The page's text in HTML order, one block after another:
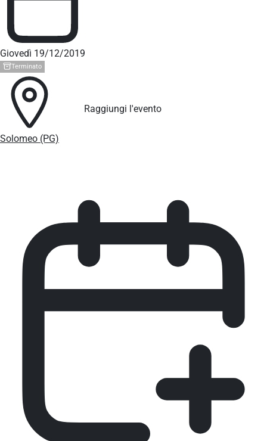
Giovedì 19/12/2019
Terminato
Solomeo (PG)
Raggiungi l'evento